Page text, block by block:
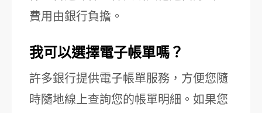
費用由銀行負擔。
我可以選擇電子帳單嗎？
許多銀行提供電子帳單服務，方便您隨
時隨地線上查詢您的帳單明細。如果您